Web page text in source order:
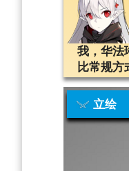
我，华法
比常规方
立绘